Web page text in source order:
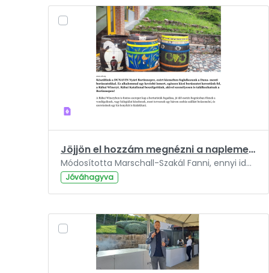
Jöjjön el hozzám megnézni a naplementét, én ebbe szerettem bele.pdf
Módosította Marschall-Szakál Fanni, ennyi ideje: 3 év.
Jóváhagyva